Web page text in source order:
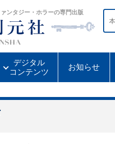
ンタジー・ホラーの専門出版
デジタル
コンテンツ
お知らせ